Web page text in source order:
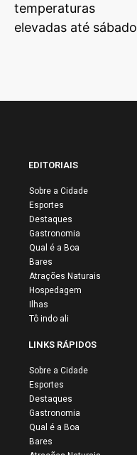
temperaturas
elevadas até sábado
EDITORIAIS
Sobre a Cidade
Esportes
Destaques
Gastronomia
Qual é a Boa
Bares
Atrações Naturais
Hospedagem
Ilhas
Tô indo ali
LINKS RÁPIDOS
Sobre a Cidade
Esportes
Destaques
Gastronomia
Qual é a Boa
Bares